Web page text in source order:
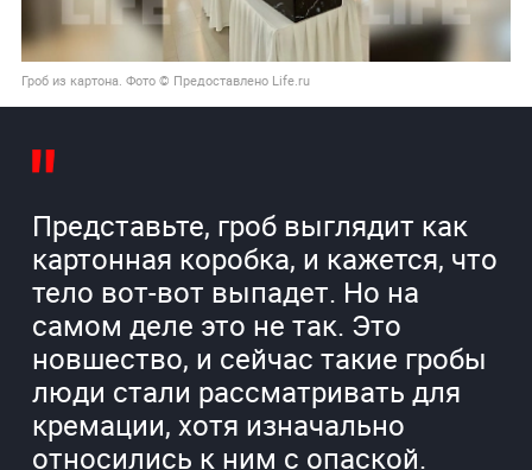
Гроб из картона. Фото © Предоставлено Life.ru
Представьте, гроб выглядит как
картонная коробка, и кажется, что
тело вот-вот выпадет. Но на
самом деле это не так. Это
новшество, и сейчас такие гробы
люди стали рассматривать для
кремации, хотя изначально
относились к ним с опаской.